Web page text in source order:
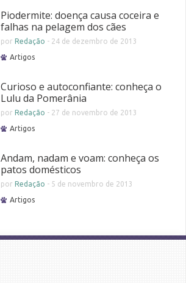
Piodermite: doença causa coceira e
falhas na pelagem dos cães
por Redação - 24 de dezembro de 2013
Artigos
Curioso e autoconfiante: conheça o
Lulu da Pomerânia
por Redação - 27 de novembro de 2013
Artigos
Andam, nadam e voam: conheça os
patos domésticos
por Redação - 5 de novembro de 2013
Artigos